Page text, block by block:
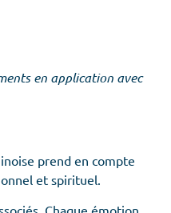
en application avec
prend en compte
et spirituel.